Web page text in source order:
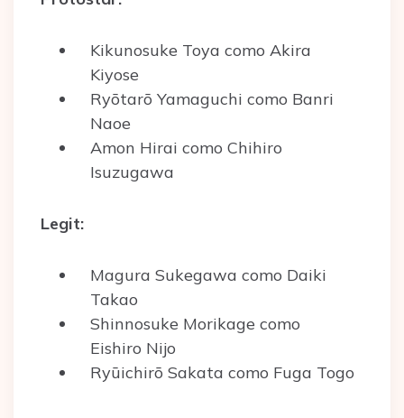
Kikunosuke Toya como Akira
Kiyose
Ryōtarō Yamaguchi como Banri
Naoe
Amon Hirai como Chihiro
Isuzugawa
Legit:
Magura Sukegawa como Daiki
Takao
Shinnosuke Morikage como
Eishiro Nijo
Ryūichirō Sakata como Fuga Togo